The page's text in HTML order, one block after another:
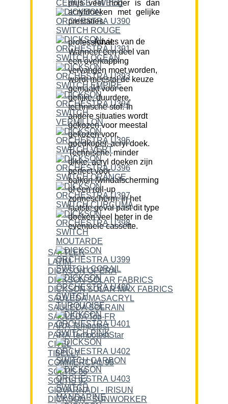
prijs veel hoger is dan
acryldoeken met gelijke
prestaties.
Advies van de professional:
Wanneer een deel van
een overkapping
vervangen moet worden,
wordt meestal de keuze
gemaakt voor een
gelijke, duurdere,
technische stof. In
andere situaties wordt
gekozen voor meestal
gekozen voor,
goedkoper, acryl doek.
Technische, minder
dikke, acryl doeken zijn
perfect voor
balkon-/windafscherming
of een roll-up
zonnescherm. In het
laatste geval past dit type
doeken veel beter in de
eventuele cassette.
SATTLER
LATIM
DICKSON OPERA
DICKSON SOLAR FABRICS
DICKSON SOLAR MAX FABRICS
SAULEDA MASACRYL
SAULEDA SOLRAIN
SAULEDA Top-FR
PARA Tempotest
PARA TempotestStar
CITEL
TIBELLY
COMMERCIAL 95
SOLTIS 86
SOLTIS 92
GIOVARNADI - IRISUN
DICKSON - SUNWORKER